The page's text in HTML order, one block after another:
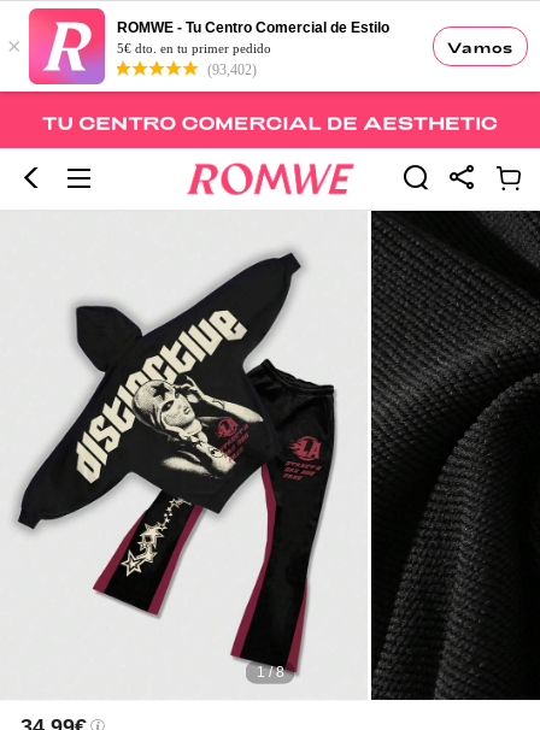
Vamos
×
ROMWE - Tu Centro Comercial de Estilo
5€ dto. en tu primer pedido
(93,402)
1 / 8